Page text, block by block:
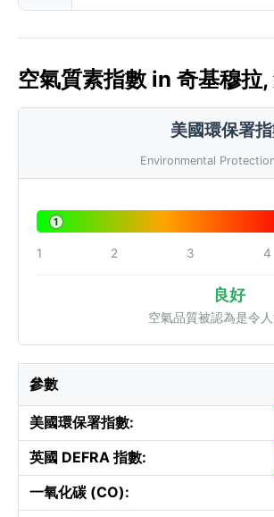
空氣質素指數 in 奇基穆
美國環保署
Environmental
1
1 2 3 4
良好
空氣品質被認為是令
參數
美國環保署指數:
英國 DEFRA 指數:
一氧化碳 (CO):